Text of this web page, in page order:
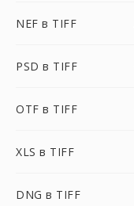
NEF в TIFF
PSD в TIFF
OTF в TIFF
XLS в TIFF
DNG в TIFF